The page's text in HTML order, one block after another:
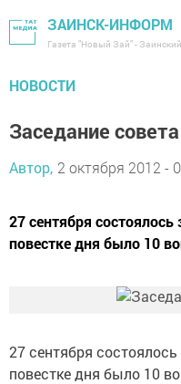
ЗАИНСК-ИНФОРМ
Газета "Новый Зай" -
НОВОСТИ
Заседание
Автор, 2 октября 2012 -
27 сентября
повестке дня было 10
27 сентября
повестке дня было 10